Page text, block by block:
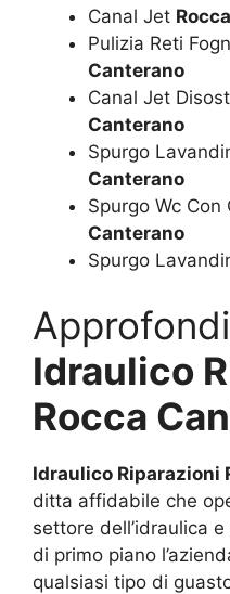
Canal Jet
Pulizia Reti
Canterano
Canal Jet
Canterano
Spurgo
Canterano
Spurgo Wc Con
Canterano
Spurgo
Idraulico
Rocca
Idraulico Riparazioni
ditta affidabile che
settore dell’idraulica
di primo piano
qualsiasi tipo di